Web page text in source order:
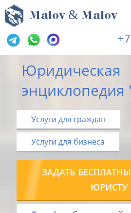
Malov & Malov
Юридическая
Услуги для граждан
Услуги для бизнеса
ЗАДАТЬ
ЮРИСТУ